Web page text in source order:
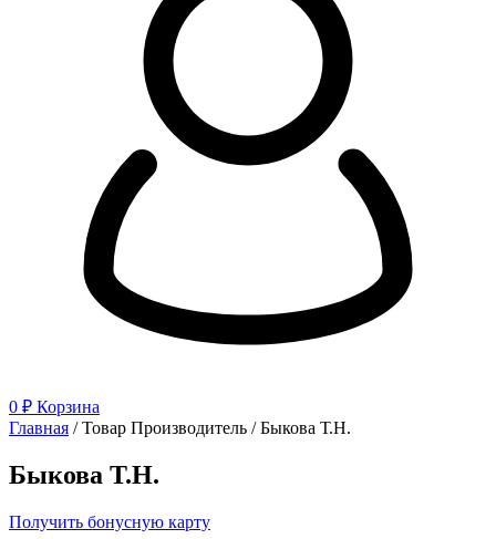
0 ₽ Корзина
Главная / Товар Производитель / Быкова Т.Н.
Быкова Т.Н.
Получить бонусную карту